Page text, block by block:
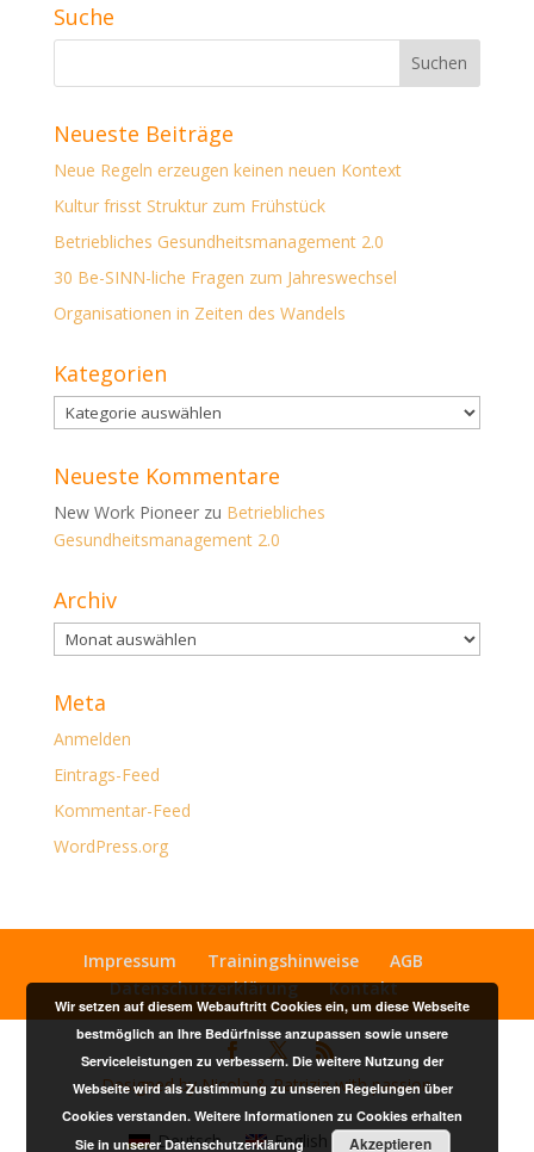
Suche
Neueste Beiträge
Neue Regeln erzeugen keinen neuen Kontext
Kultur frisst Struktur zum Frühstück
Betriebliches Gesundheitsmanagement 2.0
30 Be-SINN-liche Fragen zum Jahreswechsel
Organisationen in Zeiten des Wandels
Kategorien
Kategorien
Neueste Kommentare
New Work Pioneerzu Betriebliches
Gesundheitsmanagement 2.0
Archiv
Archiv
Meta
Anmelden
Eintrags-Feed
Kommentar-Feed
WordPress.org
Impressum Trainingshinweise
AGB
Datenschutzerklärung
Kontakt
Designed by Nicola & Patrizia with passion
Deutsch English ( Englisch)
Wir setzen auf diesem Webauftritt Cookies ein, um diese Webseite
bestmöglich an Ihre Bedürfnisse anzupassen sowie unsere
Serviceleistungen zu verbessern. Die weitere Nutzung der
Webseite wird als Zustimmung zu unseren Regelungen über
Cookies verstanden. Weitere Informationen zu Cookies erhalten
Sie in unsererDatenschutzerklärung Akzeptieren